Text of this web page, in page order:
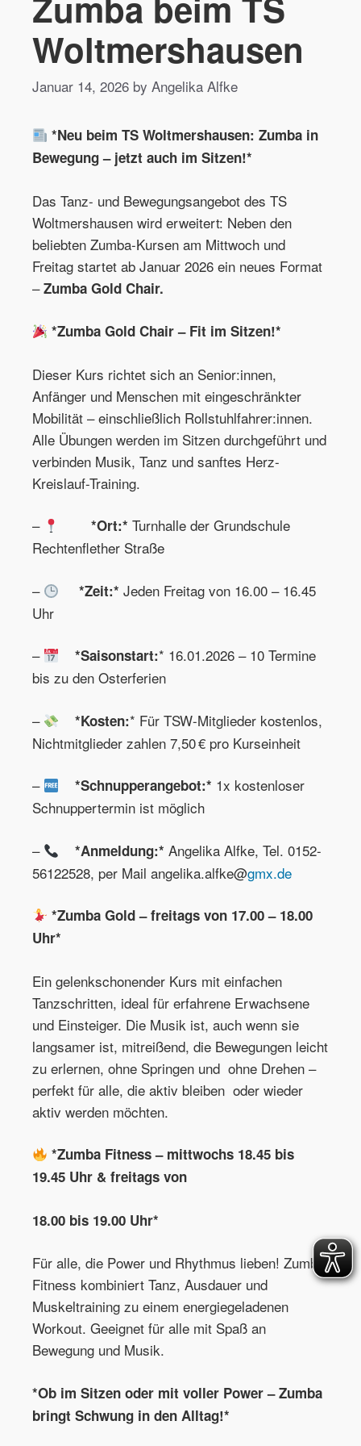
Woltmershausen
Januar 14, 2026 by Angelika Alfke
*Neu beim TS Woltmershausen: Zumba in
Bewegung – jetzt auch im Sitzen!*
Das Tanz- und Bewegungsangebot des TS
Woltmershausen wird erweitert: Neben den
beliebten Zumba-Kursen am Mittwoch und
Freitag startet ab Januar 2026 ein neues Format
–Zumba Gold Chair.
*Zumba Gold Chair – Fit im Sitzen!*
Dieser Kurs richtet sich an Senior:innen,
Anfänger und Menschen mit eingeschränkter
Mobilität – einschließlich Rollstuhlfahrer:innen.
Alle Übungen werden im Sitzen durchgeführt und
verbinden Musik, Tanz und sanftes Herz-
Kreislauf-Training.
– *Ort:* Turnhalle der Grundschule
Rechtenflether Straße
– *Zeit:* Jeden Freitag von 16.00 – 16.45
Uhr
– *Saisonstart:* 16.01.2026 – 10 Termine
bis zu den Osterferien
– *Kosten:* Für TSW-Mitglieder kostenlos,
Nichtmitglieder zahlen 7,50 € pro Kurseinheit
– *Schnupperangebot:* 1x kostenloser
Schnuppertermin ist möglich
– *Anmeldung:* Angelika Alfke, Tel. 0152-
56122528, per Mail angelika.alfke@gmx.de
*Zumba Gold – freitags von 17.00 – 18.00
Uhr*
Ein gelenkschonender Kurs mit einfachen
Tanzschritten, ideal für erfahrene Erwachsene
und Einsteiger. Die Musik ist, auch wenn sie
langsamer ist, mitreißend, die Bewegungen leicht
zu erlernen, ohne Springen und ohne Drehen –
perfekt für alle, die aktiv bleiben oder wieder
aktiv werden möchten.
*Zumba Fitness – mittwochs 18.45 bis
19.45 Uhr & freitags von
18.00 bis 19.00 Uhr*
Für alle, die Power und Rhythmus lieben! Zumba
Fitness kombiniert Tanz, Ausdauer und
Muskeltraining zu einem energiegeladenen
Workout. Geeignet für alle mit Spaß an
Bewegung und Musik.
*Ob im Sitzen oder mit voller Power – Zumba
bringt Schwung in den Alltag!*